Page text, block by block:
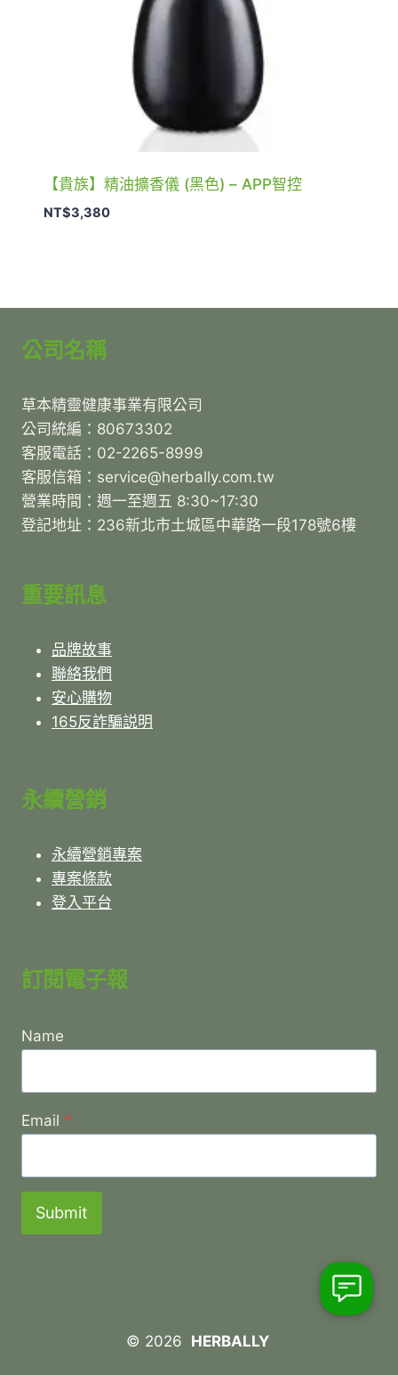
【貴族】精油擴香儀 (黑色) – APP智控
NT$3,380
公司名稱
草本精靈健康事業有限公司
公司統編：80673302
客服電話：02-2265-8999
客服信箱：service@herbally.com.tw
營業時間：週一至週五 8:30~17:30
登記地址：236新北市土城區中華路一段178號6樓
重要訊息
品牌故事
聯絡我們
安心購物
165反詐騙説明
永續營銷
永續營銷專案
專案條款
登入平台
訂閱電子報
Name
Email *
Submit
© 2026 HERBALLY